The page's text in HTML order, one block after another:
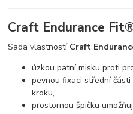
Craft Endurance
Sada vlastností Craft
úzkou patní misku proti
pevnou fixaci střední
kroku,
prostornou špičku